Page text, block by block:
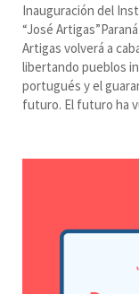
Inauguración del
“José
Artigas volverá a
libertando pueblos
portugués y el
futuro. El futuro ha